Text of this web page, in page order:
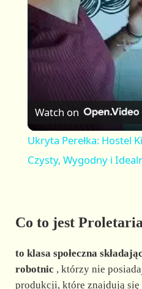
i
Watch on
Ukryta Perełka: Hostel
Czysty, Wygodny i
Co to jest
to klasa społeczna
robotnic , którzy nie
produkcji, które znajdują